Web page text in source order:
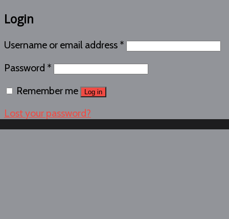
Login
Username or email address *
Password *
Remember me
Log in
Lost your password?